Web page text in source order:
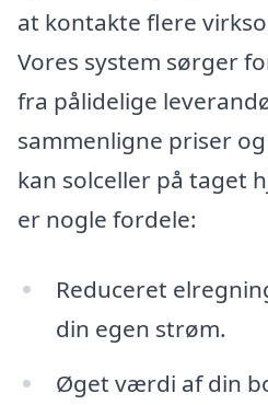
at kontakte flere
Vores system sørger
fra pålidelige
sammenligne priser
kan solceller på taget
er nogle fordele:
Reduceret
din egen strøm.
Øget værdi af din